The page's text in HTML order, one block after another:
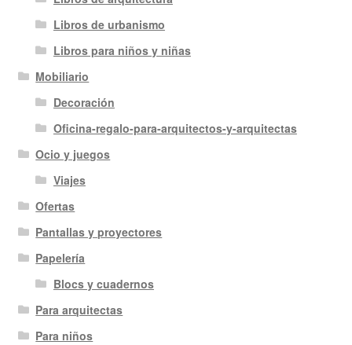
Libros de urbanismo
Libros para niños y niñas
Mobiliario
Decoración
Oficina-regalo-para-arquitectos-y-arquitectas
Ocio y juegos
Viajes
Ofertas
Pantallas y proyectores
Papelería
Blocs y cuadernos
Para arquitectas
Para niños